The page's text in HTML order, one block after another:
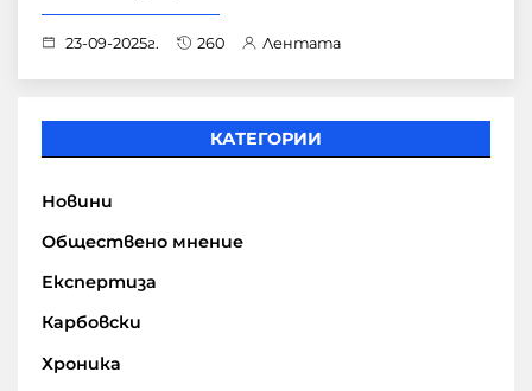
23-09-2025г. 260 Лентата
КАТЕГОРИИ
Новини
Обществено мнение
Експертиза
Карбовски
Хроника